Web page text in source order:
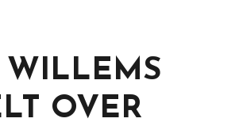
OVER